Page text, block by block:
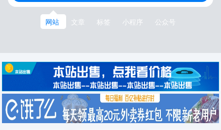
网站 文章 标签 小程序 公众号